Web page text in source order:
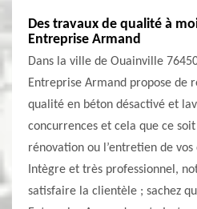
Des travaux de qualité à
Entreprise Armand
Dans la ville de Ouainville
Entreprise Armand propose de
qualité en béton désactivé et
concurrences et cela que ce
rénovation ou l’entretien de
Intègre et très professionnel,
satisfaire la clientèle ; sachez